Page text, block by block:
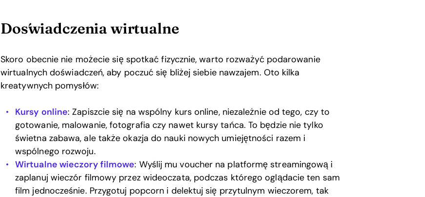
Doświadczenia wirtualne
Skoro obecnie nie możecie się spotkać fizycznie, warto rozważyć podarowanie
wirtualnych doświadczeń, aby poczuć się bliżej siebie nawzajem. Oto kilka
kreatywnych pomysłów:
Kursy online: Zapiszcie się na wspólny kurs online, niezależnie od tego, czy to
gotowanie, malowanie, fotografia czy nawet kursy tańca. To będzie nie tylko
świetna zabawa, ale także okazja do nauki nowych umiejętności razem i
wspólnego rozwoju.
Wirtualne wieczory filmowe: Wyślij mu voucher na platformę streamingową i
zaplanuj wieczór filmowy przez wideoczata, podczas którego oglądacie ten sam
film jednocześnie. Przygotuj popcorn i delektuj się przytulnym wieczorem, tak